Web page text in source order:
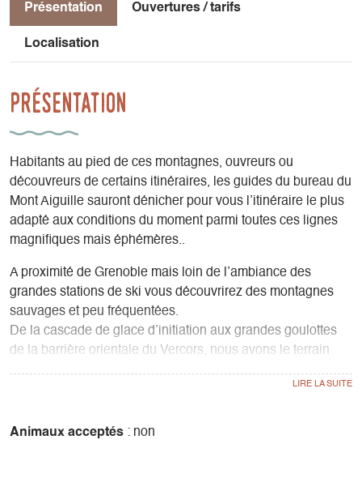
Présentation Ouvertures / tarifs
Localisation
Présentation
Habitants au pied de ces montagnes, ouvreurs ou
découvreurs de certains itinéraires, les guides du bureau du
Mont Aiguille sauront dénicher pour vous l’itinéraire le plus
adapté aux conditions du moment parmi toutes ces lignes
magnifiques mais éphémères..
A proximité de Grenoble mais loin de l’ambiance des
grandes stations de ski vous découvrirez des montagnes
sauvages et peu fréquentées.
De la cascade de glace d’initiation aux grandes goulottes
de la barrière orientale du Vercors, nous avons le terrain
idéal pour progresser sereinement vers l’autonomie.
Stages de plusieurs jours, journée découverte ou itinéraire
Animaux acceptés : non